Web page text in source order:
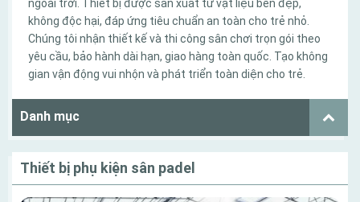
ngoài trời. Thiết bị được sản xuất từ vật liệu bền đẹp,
không độc hại, đáp ứng tiêu chuẩn an toàn cho trẻ nhỏ.
Chúng tôi nhận thiết kế và thi công sân chơi trọn gói theo
yêu cầu, bảo hành dài hạn, giao hàng toàn quốc. Tạo không
gian vận động vui nhộn và phát triển toàn diện cho trẻ.
Danh mục
Thiết bị phụ kiện sân padel